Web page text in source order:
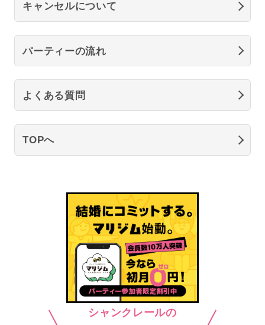
キャンセルについて
パーティーの流れ
よくある質問
TOPへ
シャンクレールの